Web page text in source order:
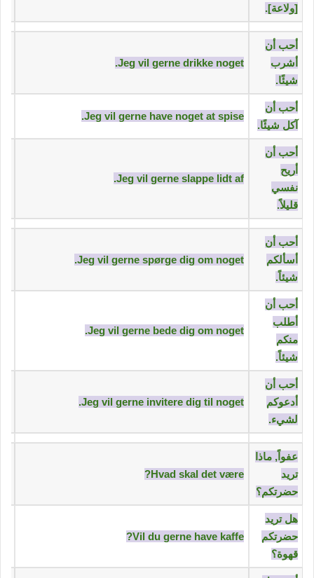
[ولاعة].‬
‫أحب أن
أشرب
شيئًا.‬
Jeg vil gerne drikke noget.
‫أحب أن
آكل شيئًا.‬
Jeg vil gerne have noget at spise.
‫أحب أن
أريح
نفسي
قليلاً.‬
Jeg vil gerne slappe lidt af.
‫أحب أن
أسألكم
شيئاً.‬
Jeg vil gerne spørge dig om noget.
‫أحب أن
أطلب
منكم
شيئاً.‬
Jeg vil gerne bede dig om noget.
‫أحب أن
أدعوكم
لشيء.‬
Jeg vil gerne invitere dig til noget.
‫عفواً, ماذا
تريد
حضرتكم؟‬
Hvad skal det være?
‫هل تريد
حضرتكم
قهوة؟‬
Vil du gerne have kaffe?